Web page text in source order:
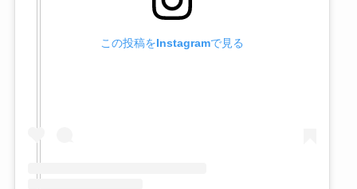
この投稿をInstagramで見る